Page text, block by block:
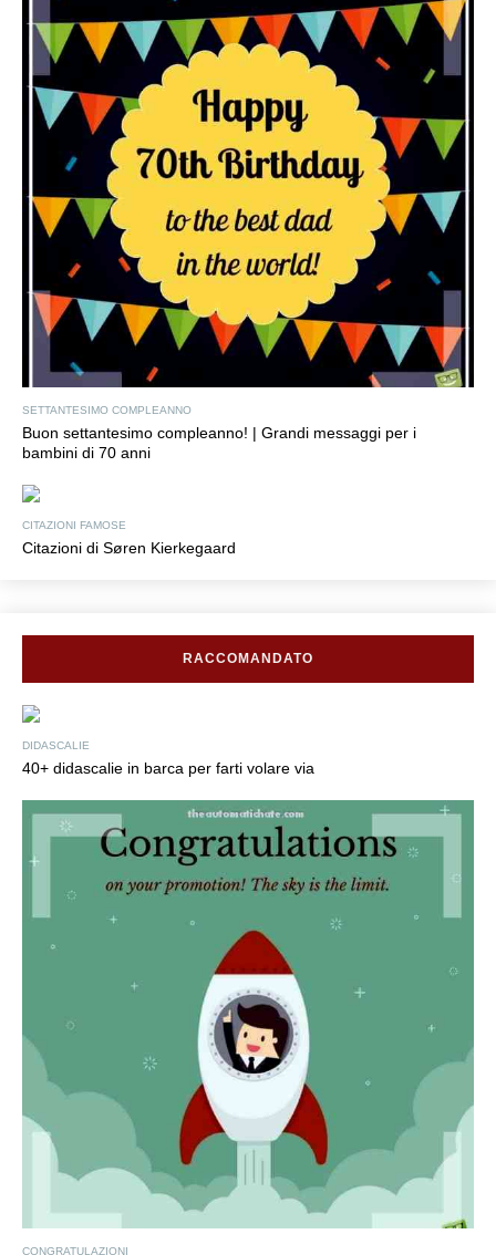
SETTANTESIMO COMPLEANNO
Buon settantesimo compleanno! | Grandi messaggi per i
bambini di 70 anni
CITAZIONI FAMOSE
Citazioni di Søren Kierkegaard
RACCOMANDATO
DIDASCALIE
40+ didascalie in barca per farti volare via
CONGRATULAZIONI